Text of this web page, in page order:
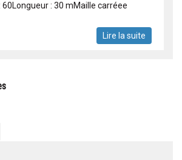
60Longueur : 30 mMaille carréee
Lire la suite